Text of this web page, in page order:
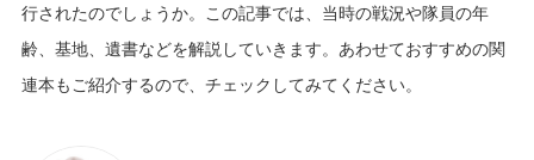
行されたのでしょうか。この記事では、当時の戦況や隊員の年
齢、基地、遺書などを解説していきます。あわせておすすめの関